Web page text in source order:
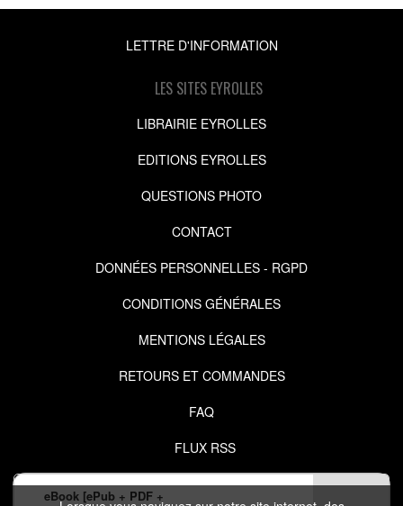
eBook [ePub + PDF +
LETTRE D'INFORMATION
LES SITES EYROLLES
LIBRAIRIE EYROLLES
EDITIONS EYROLLES
QUESTIONS PHOTO
CONTACT
DONNÉES PERSONNELLES - RGPD
CONDITIONS GÉNÉRALES
MENTIONS LÉGALES
RETOURS ET COMMANDES
FAQ
FLUX RSS